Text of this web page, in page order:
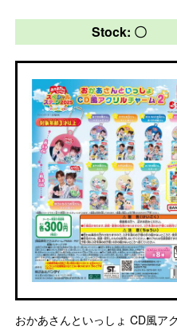
Stock: 〇
おかあさんといっしょ CD風ア